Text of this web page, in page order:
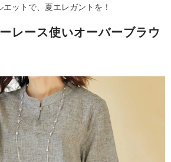
エットで、夏エレガントを！
レース使いオーバーブラウ